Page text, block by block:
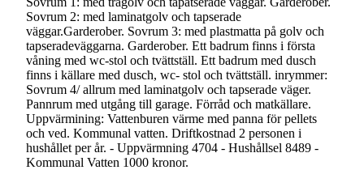
Sovrum 2: med laminatgolv och tapserade
väggar.Garderober. Sovrum 3: med plastmatta på golv och
tapseradeväggarna. Garderober. Ett badrum finns i första
våning med wc-stol och tvättställ. Ett badrum med dusch
finns i källare med dusch, wc- stol och tvättställ. inrymmer:
Sovrum 4/ allrum med laminatgolv och tapserade väger.
Pannrum med utgång till garage. Förråd och matkällare.
Uppvärmining: Vattenburen värme med panna för pellets
och ved. Kommunal vatten. Driftkostnad 2 personen i
hushållet per år. - Uppvärmning 4704 - Hushållsel 8489 -
Kommunal Vatten 1000 kronor.